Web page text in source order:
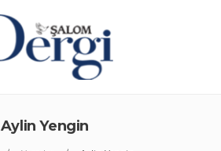
Aylin Yengin